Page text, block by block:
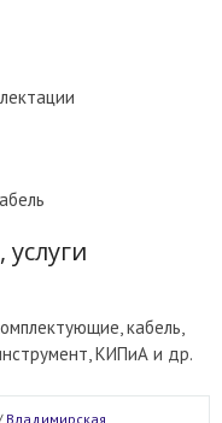
кабель,
КИПиА и др.
Владимирская